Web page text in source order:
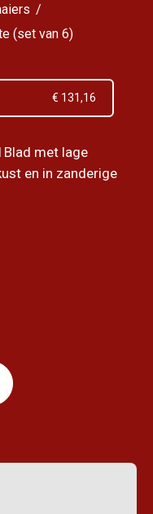
(set van 6)
€ 131,16
met lage
en in zanderige